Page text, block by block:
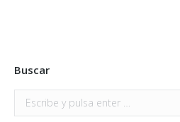
Buscar
Buscar: